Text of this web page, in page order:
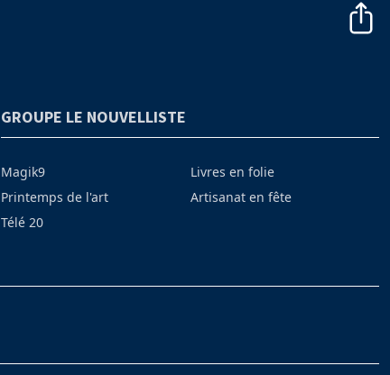
GROUPE LE NOUVELLISTE
Magik9
Printemps de l'art
Télé 20
Livres en folie
Artisanat en fête